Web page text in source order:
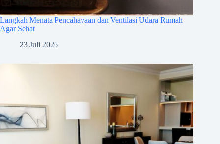
Langkah Menata Pencahayaan dan Ventilasi Udara Rumah
Agar Sehat
23 Juli 2026